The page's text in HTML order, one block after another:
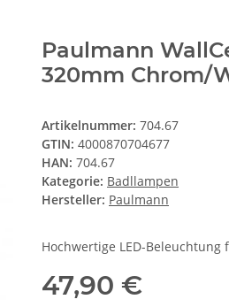
Paulmann
320mm Chrom/
Artikelnummer: 704.67
GTIN: 4000870704677
HAN: 704.67
Kategorie: Badllampen
Hersteller: Paulmann
Hochwertige LED-
47,90 €